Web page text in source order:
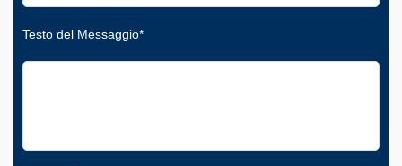
Testo del Messaggio*